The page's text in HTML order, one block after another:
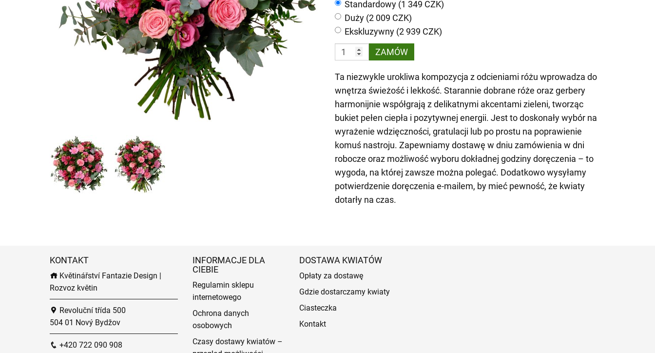
Standardowy (1 349 CZK)
Duży (2 009 CZK)
Ekskluzywny (2 939 CZK)
ZAMÓW
Ta niezwykle urokliwa kompozycja z odcieniami różu wprowadza do
wnętrza świeżość i lekkość. Starannie dobrane róże oraz gerbery
harmonijnie współgrają z delikatnymi akcentami zieleni, tworząc
bukiet pełen ciepła i pozytywnej energii. Jest to doskonały wybór na
wyrażenie wdzięczności, gratulacji lub po prostu na poprawienie
komuś nastroju. Zapewniamy dostawę w dniu zamówienia w dni
robocze oraz możliwość wyboru dokładnej godziny doręczenia – to
wygoda, na której zawsze można polegać. Dodatkowo wysyłamy
potwierdzenie doręczenia e-mailem, by mieć pewność, że kwiaty
dotarły na czas.
KONTAKT
Květinářství Fantazie Design |
Rozvoz květin
Revoluční třída 500
504 01 Nový Bydžov
+420 722 090 908
INFORMACJE DLA
CIEBIE
Regulamin sklepu
internetowego
Ochrona danych
osobowych
Czasy dostawy kwiatów –
DOSTAWA KWIATÓW
Opłaty za dostawę
Gdzie dostarczamy kwiaty
Ciasteczka
Kontakt